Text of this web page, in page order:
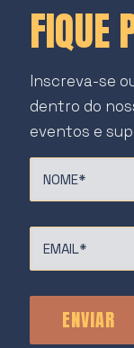
FIQUE
Inscreva-se
dentro do
eventos e